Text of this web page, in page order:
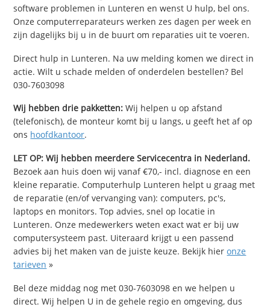
software problemen in Lunteren en wenst U hulp, bel ons.
Onze computerreparateurs werken zes dagen per week en
zijn dagelijks bij u in de buurt om reparaties uit te voeren.
Direct hulp in Lunteren. Na uw melding komen we direct in
actie. Wilt u schade melden of onderdelen bestellen? Bel
030-7603098
Wij hebben drie pakketten: Wij helpen u op afstand
(telefonisch), de monteur komt bij u langs, u geeft het af op
ons hoofdkantoor.
LET OP: Wij hebben meerdere Servicecentra in Nederland.
Bezoek aan huis doen wij vanaf €70,- incl. diagnose en een
kleine reparatie. Computerhulp Lunteren helpt u graag met
de reparatie (en/of vervanging van): computers, pc's,
laptops en monitors. Top advies, snel op locatie in
Lunteren. Onze medewerkers weten exact wat er bij uw
computersysteem past. Uiteraard krijgt u een passend
advies bij het maken van de juiste keuze. Bekijk hieronze
tarieven »
Bel deze middag nog met 030-7603098 en we helpen u
direct. Wij helpen U in de gehele regio en omgeving, dus